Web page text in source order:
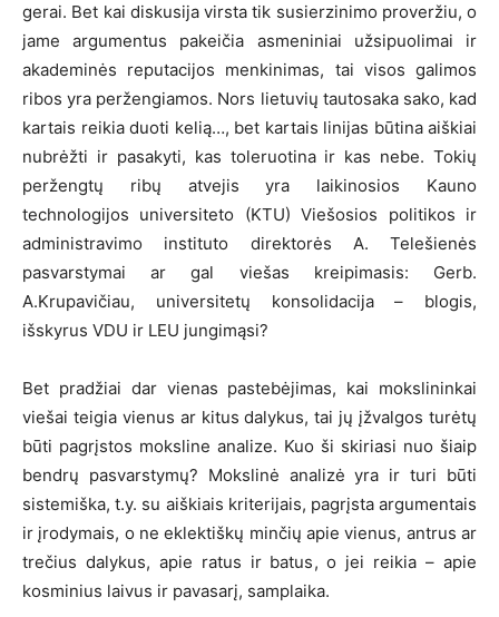
gerai. Bet kai diskusija virsta tik susierzinimo proveržiu, o
jame argumentus pakeičia asmeniniai užsipuolimai ir
akademinės reputacijos menkinimas, tai visos galimos
ribos yra peržengiamos. Nors lietuvių tautosaka sako, kad
kartais reikia duoti kelią…, bet kartais linijas būtina aiškiai
nubrėžti ir pasakyti, kas toleruotina ir kas nebe. Tokių
peržengtų ribų atvejis yra laikinosios Kauno
technologijos universiteto (KTU) Viešosios politikos ir
administravimo instituto direktorės A. Telešienės
pasvarstymai ar gal viešas kreipimasis: Gerb.
A.Krupavičiau, universitetų konsolidacija – blogis,
išskyrus VDU ir LEU jungimąsi?
Bet pradžiai dar vienas pastebėjimas, kai mokslininkai
viešai teigia vienus ar kitus dalykus, tai jų įžvalgos turėtų
būti pagrįstos moksline analize. Kuo ši skiriasi nuo šiaip
bendrų pasvarstymų? Mokslinė analizė yra ir turi būti
sistemiška, t.y. su aiškiais kriterijais, pagrįsta argumentais
ir įrodymais, o ne eklektiškų minčių apie vienus, antrus ar
trečius dalykus, apie ratus ir batus, o jei reikia – apie
kosminius laivus ir pavasarį, samplaika.